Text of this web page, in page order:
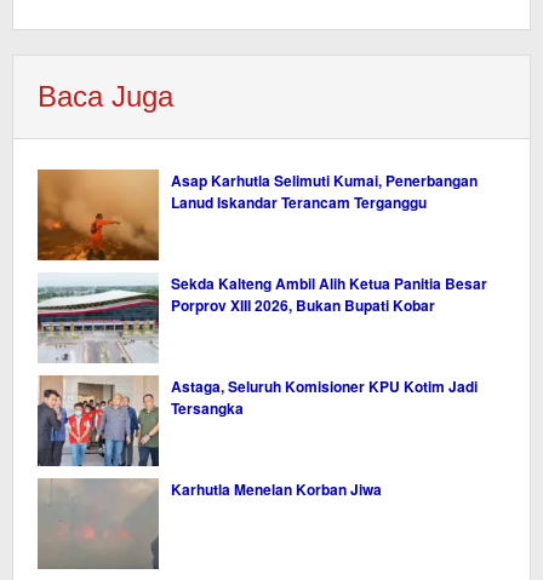
Baca Juga
Asap Karhutla Selimuti Kumai, Penerbangan
Lanud Iskandar Terancam Terganggu
Sekda Kalteng Ambil Alih Ketua Panitia Besar
Porprov XIII 2026, Bukan Bupati Kobar
Astaga, Seluruh Komisioner KPU Kotim Jadi
Tersangka
Karhutla Menelan Korban Jiwa